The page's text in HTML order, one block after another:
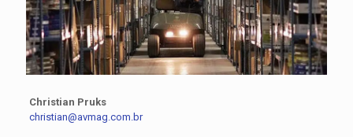
Christian Pruks
christian@avmag.com.br